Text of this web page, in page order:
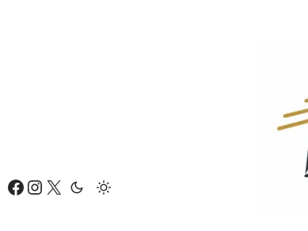
Facebook Instagram X